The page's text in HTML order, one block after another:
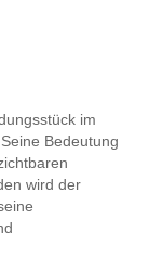
im
Bedeutung
wird der